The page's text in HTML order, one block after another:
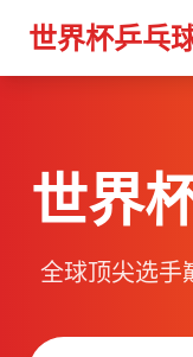
世界杯乒乓
世界
全球顶尖选手